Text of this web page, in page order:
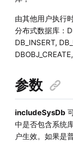
由其他用户执行
分布式数据库：
DB_INSERT,
参数
includeSysDb
中是否包含系统
户生效。如果是